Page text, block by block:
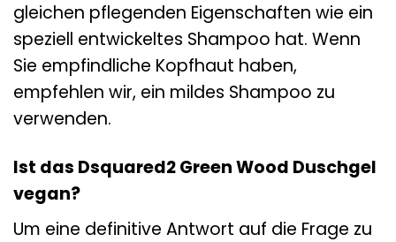
gleichen pflegenden Eigenschaften wie ein
speziell entwickeltes Shampoo hat. Wenn
Sie empfindliche Kopfhaut haben,
empfehlen wir, ein mildes Shampoo zu
verwenden.
Ist das Dsquared2 Green Wood Duschgel
vegan?
Um eine definitive Antwort auf die Frage zu